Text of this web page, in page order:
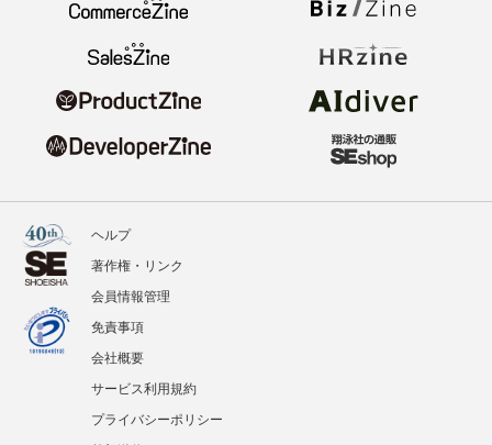
ヘルプ
著作権・リンク
会員情報管理
免責事項
会社概要
サービス利用規約
プライバシーポリシー